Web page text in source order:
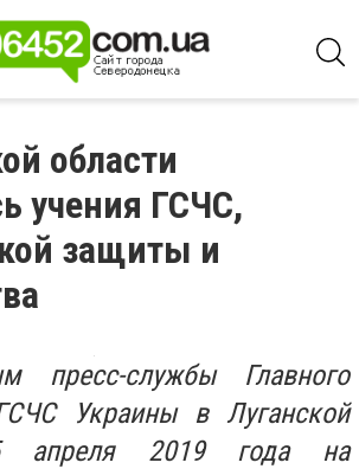
области
учения ГСЧС,
защиты и
службы Главного
Украины в Луганской
апреля 2019 года на